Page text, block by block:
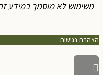
משימוש לא מוסמך במידע זה.
נגישות
גלילה